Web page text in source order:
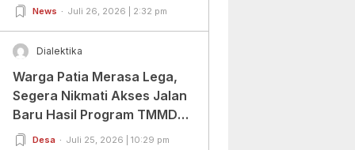
News Juli 26, 2026 | 2:32 pm
Dialektika
Warga Patia Merasa Lega,
Segera Nikmati Akses Jalan
Baru Hasil Program TMMD
Ke-129 Kodim
Desa Juli 25, 2026 | 10:29 pm